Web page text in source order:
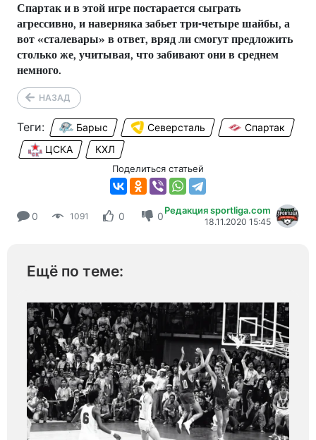
Спартак и в этой игре постарается сыграть
агрессивно, и наверняка забьет три-четыре шайбы, а
вот «сталевары» в ответ, вряд ли смогут предложить
столько же, учитывая, что забивают они в среднем
немного.
НАЗАД
Теги: Барыс Северсталь
Спартак
ЦСКА
КХЛ
Поделиться статьей
0 1091 0 0Редакция sportliga.com
18.11.2020 15:45
Ещё по теме: